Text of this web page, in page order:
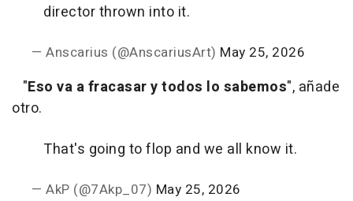
director thrown into it.
— Anscarius (@AnscariusArt) May 25, 2026
"Eso va a fracasar y todos lo sabemos", añade
otro.
That's going to flop and we all know it.
— AkP (@7Akp_07) May 25, 2026